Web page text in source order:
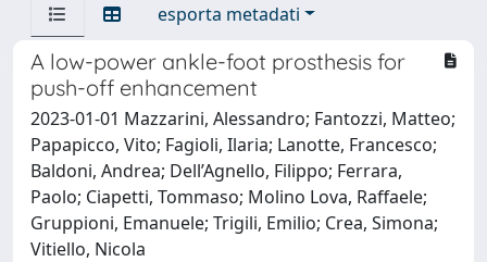
esporta metadati
A low-power ankle-foot prosthesis for
push-off enhancement
2023-01-01 Mazzarini, Alessandro; Fantozzi, Matteo;
Papapicco, Vito; Fagioli, Ilaria; Lanotte, Francesco;
Baldoni, Andrea; Dell’Agnello, Filippo; Ferrara,
Paolo; Ciapetti, Tommaso; Molino Lova, Raffaele;
Gruppioni, Emanuele; Trigili, Emilio; Crea, Simona;
Vitiello, Nicola